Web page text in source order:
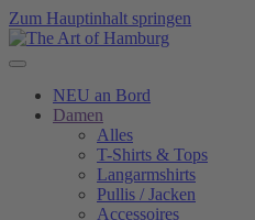
Zum Hauptinhalt springen
NEU an Bord
Damen
Alles
T-Shirts & Tops
Langarmshirts
Pullis / Jacken
Accessoires